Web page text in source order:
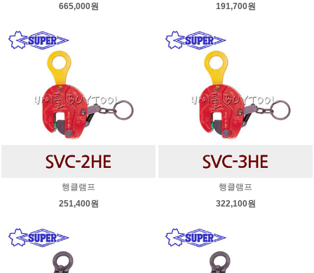
665,000원
191,700원
행클램프
251,400원
행클램프
322,100원